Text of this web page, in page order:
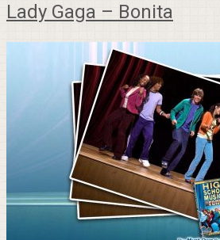
Lady Gaga – Bonita